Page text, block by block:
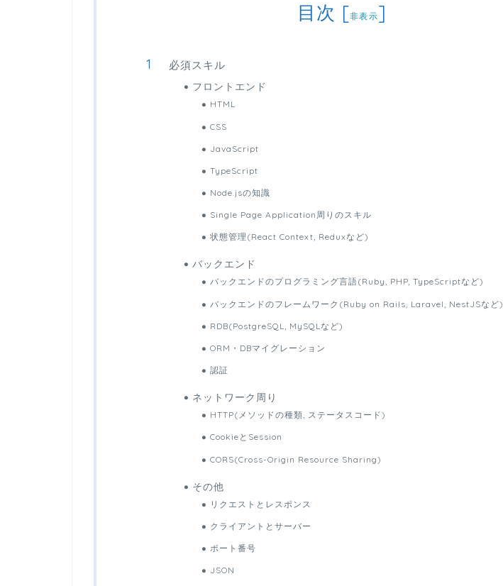
目次 [非表示]
必須スキル
フロントエンド
HTML
CSS
JavaScript
TypeScript
Node.jsの知識
Single Page Application周りのスキル
状態管理(React Context, Reduxなど)
バックエンド
バックエンドのプログラミング言語(Ruby, PHP, TypeScriptなど)
バックエンドのフレームワーク(Ruby on Rails, Laravel, NestJSなど)
RDB(PostgreSQL, MySQLなど)
ORM・DBマイグレーション
認証
ネットワーク周り
HTTP(メソッドの種類, ステータスコード)
CookieとSession
CORS(Cross-Origin Resource Sharing)
その他
リクエストとレスポンス
クライアントとサーバー
ポート番号
JSON